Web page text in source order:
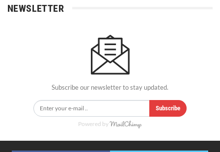
NEWSLETTER
Subscribe our newsletter to stay updated.
Subscribe
Powered by